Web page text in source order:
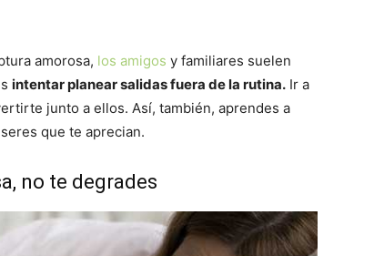
amorosa, los amigos y familiares suelen
intentar planear salidas fuera de la rutina. Ir a
junto a ellos. Así, también, aprendes a
que te aprecian.
no te degrades